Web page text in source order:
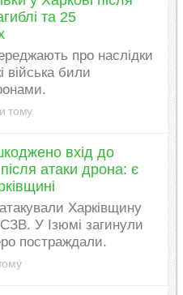
та 25
про наслідки
війська били
тому
вхід до
атаки дрона: є
Харківщину
У Ізюмі загинули
постраждали.